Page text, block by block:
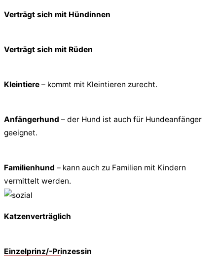
Verträgt sich mit Hündinnen
Verträgt sich mit Rüden
Kleintiere – kommt mit Kleintieren zurecht.
Anfängerhund – der Hund ist auch für Hundeanfänger
geeignet.
Familienhund – kann auch zu Familien mit Kindern
vermittelt werden.
Katzenverträglich
Einzelprinz/-Prinzessin